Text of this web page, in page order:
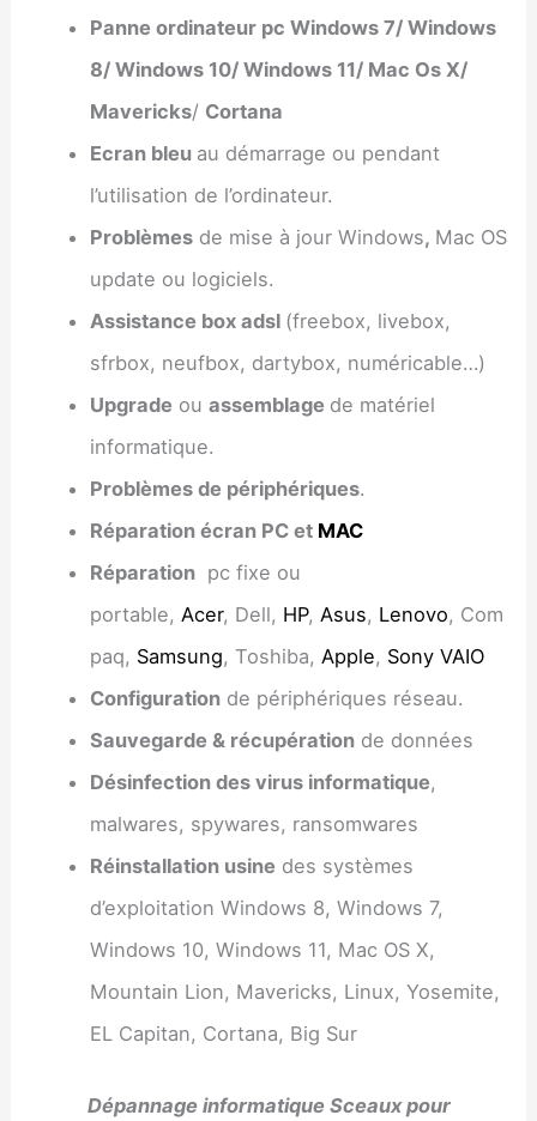
Panne ordinateur pc Windows 7/ Windows
8/ Windows 10/ Windows 11/ Mac Os X/
Mavericks/ Cortana
Ecran bleu au démarrage ou pendant
l’utilisation de l’ordinateur.
Problèmesde mise à jour Windows, Mac OS
update ou logiciels.
Assistance box adsl (freebox, livebox,
sfrbox, neufbox, dartybox, numéricable…)
Upgrade ou assemblage de matériel
informatique.
Problèmes de périphériques.
Réparation écran PC et MAC
Réparationpc fixe ou
portable, Acer, Dell, HP, Asus, Lenovo, Com
paq, Samsung, Toshiba, Apple, Sony VAIO
Configurationde périphériques réseau.
Sauvegarde & récupérationde données
Désinfection des virus informatique,
malwares, spywares, ransomwares
Réinstallation usine des systèmes
d’exploitation Windows 8, Windows 7,
Windows 10, Windows 11, Mac OS X,
Mountain Lion, Mavericks, Linux, Yosemite,
EL Capitan, Cortana, Big Sur
Dépannage informatique Sceaux pour